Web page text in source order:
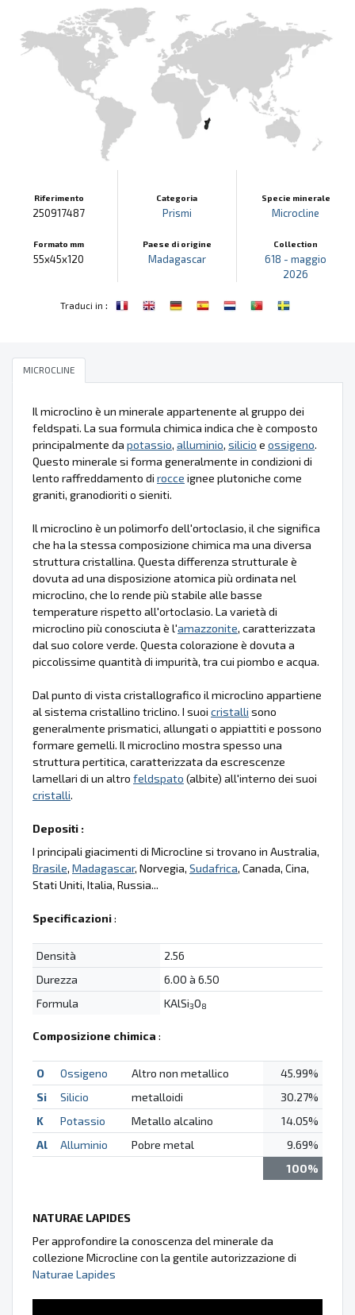
Riferimento
250917487
Formato mm
55x45x120
Categoria
Prismi
Paese di origine
Madagascar
Specie minerale
Microcline
Collection
618 - maggio
2026
Traduci in :
MICROCLINE
Il microclino è un minerale appartenente al gruppo dei
feldspati. La sua formula chimica indica che è composto
principalmente da potassio, alluminio, silicio e ossigeno.
Questo minerale si forma generalmente in condizioni di
lento raffreddamento di rocce ignee plutoniche come
graniti, granodioriti o sieniti.
Il microclino è un polimorfo dell'ortoclasio, il che significa
che ha la stessa composizione chimica ma una diversa
struttura cristallina. Questa differenza strutturale è
dovuta ad una disposizione atomica più ordinata nel
microclino, che lo rende più stabile alle basse
temperature rispetto all'ortoclasio. La varietà di
microclino più conosciuta è l'amazzonite, caratterizzata
dal suo colore verde. Questa colorazione è dovuta a
piccolissime quantità di impurità, tra cui piombo e acqua.
Dal punto di vista cristallografico il microclino appartiene
al sistema cristallino triclino. I suoi cristalli sono
generalmente prismatici, allungati o appiattiti e possono
formare gemelli. Il microclino mostra spesso una
struttura pertitica, caratterizzata da escrescenze
lamellari di un altro feldspato (albite) all'interno dei suoi
cristalli.
Depositi :
I principali giacimenti di Microcline si trovano in Australia,
Brasile, Madagascar, Norvegia, Sudafrica, Canada, Cina,
Stati Uniti, Italia, Russia...
Specificazioni:
Densità
2.56
Durezza
6.00 à 6.50
Formula
KAlSi3O8
Composizione chimica :
O Ossigeno Altro non metallico
45.99%
Si
Silicio metalloidi
30.27%
K
Potassio Metallo alcalino
14.05%
Al
Alluminio Pobre metal
9.69%
100%
NATURAE LAPIDES
Per approfondire la conoscenza del minerale da
collezione Microcline con la gentile autorizzazione di
Naturae Lapides